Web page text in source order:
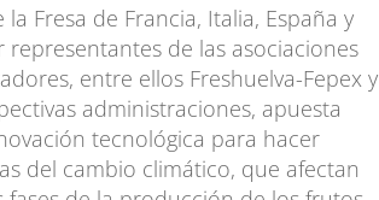
Fresa de Francia, Italia, España y
de las asociaciones
entre ellos Freshuelva-Fepex y
administraciones, apuesta
tecnológica para hacer
del cambio climático, que afectan